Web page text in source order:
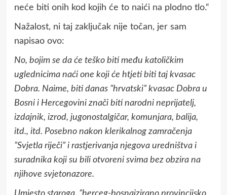
neće biti onih kod kojih će to naići na plodno tlo.“
Nažalost, ni taj zaključak nije točan, jer sam
napisao ovo:
No, bojim se da će teško biti među katoličkim
uglednicima naći one koji će htjeti biti taj kvasac
Dobra. Naime, biti danas ”hrvatski” kvasac Dobra u
Bosni i Hercegovini znači biti narodni neprijatelj,
izdajnik, izrod, jugonostalgičar, komunjara, balija,
itd., itd. Posebno nakon klerikalnog zamračenja
”Svjetla riječi” i rastjerivanja njegova uredništva i
suradnika koji su bili otvoreni svima bez obzira na
njihove svjetonazore.